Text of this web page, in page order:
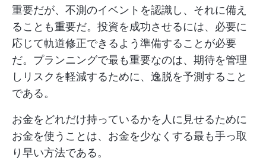
重要だが、不測のイベントを認識し、それに備え
ることも重要だ。投資を成功させるには、必要に
応じて軌道修正できるよう準備することが必要
だ。プランニングで最も重要なのは、期待を管理
しリスクを軽減するために、逸脱を予測すること
である。
お金をどれだけ持っているかを人に見せるために
お金を使うことは、お金を少なくする最も手っ取
り早い方法である。